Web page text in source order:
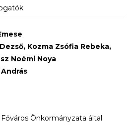
Kozma Zsófia Rebeka,
Noémi Noya
Önkormányzata által